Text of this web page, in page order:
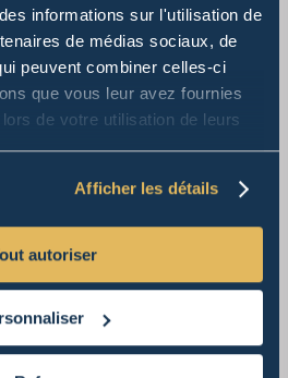
informations sur l'utilisation de
de médias sociaux, de
peuvent combiner celles-ci
que vous leur avez fournies
de votre utilisation de leurs
Afficher les détails
autoriser